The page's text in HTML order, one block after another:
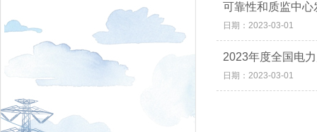
可靠性和质监中
日期：2023-03-01
2023年度全国电
日期：2023-03-01